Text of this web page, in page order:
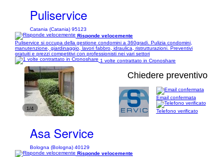
Puliservice
Catania (Catania) 95123
Risponde velocemente
Puliservice si occupa della gestione condomini a 360gradi. Pulizia condomini,
manutenzione, giardinaggio, lavori fabbro, idraulica, ristrutturazioni. Preventivi
gratuiti e prezzi competitivi con professionisti nei vari settori
1 volte contrattato in Cronoshare
1/4
Chiedere preventivo
Asa Service
Bologna (Bologna) 40129
Email confermata
Telefono verificato
Risponde velocemente